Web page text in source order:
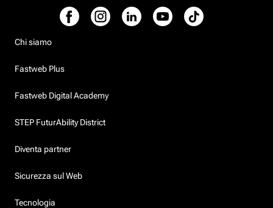
Chi siamo
Fastweb Plus
Fastweb Digital Academy
STEP FuturAbility District
Diventa partner
Sicurezza sul Web
Tecnologia